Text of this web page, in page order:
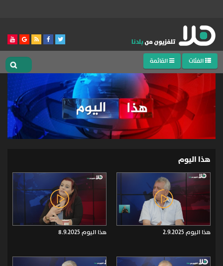
الفئات القائمة
هذا اليوم
هذا اليوم 2.9.2025 هذا اليوم 8.9.2025